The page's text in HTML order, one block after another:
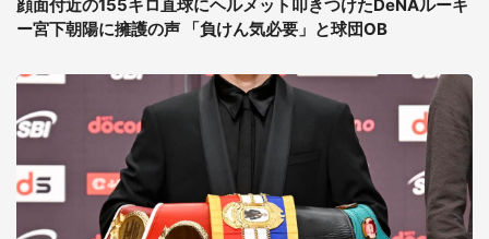
顔面付近の155キロ直球にヘルメット叩きつけたDeNAルーキ
ー宮下朝陽に擁護の声 「負けん気必要」と球団OB